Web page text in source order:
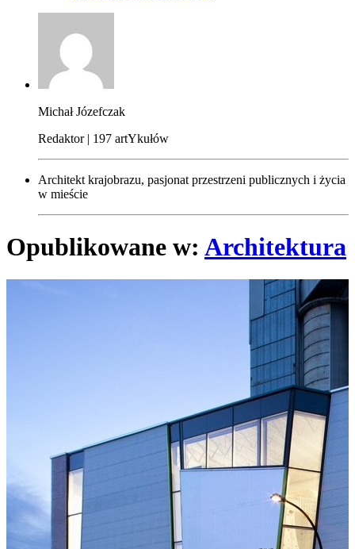
Michał Józefczak
Redaktor | 197 artYkułów
Architekt krajobrazu, pasjonat przestrzeni publicznych i życia
w mieście
Opublikowane w: Architektura